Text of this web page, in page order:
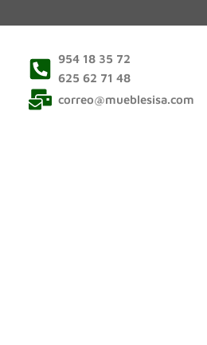
954 18 35 72
625 62 71 48
correo@mueblesisa.com